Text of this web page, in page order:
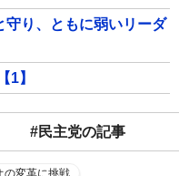
り、ともに弱いリーダ
1】
#民主党の記事
の変革に挑戦